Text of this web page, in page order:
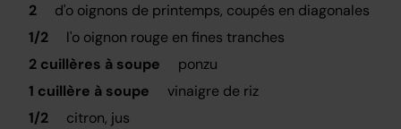
2
d'o oignons de printemps, coupés en diagonales
1/2
l'o oignon rouge en fines tranches
2 cuillères à soupe
ponzu
1 cuillère à soupe
vinaigre de riz
1/2
citron, jus